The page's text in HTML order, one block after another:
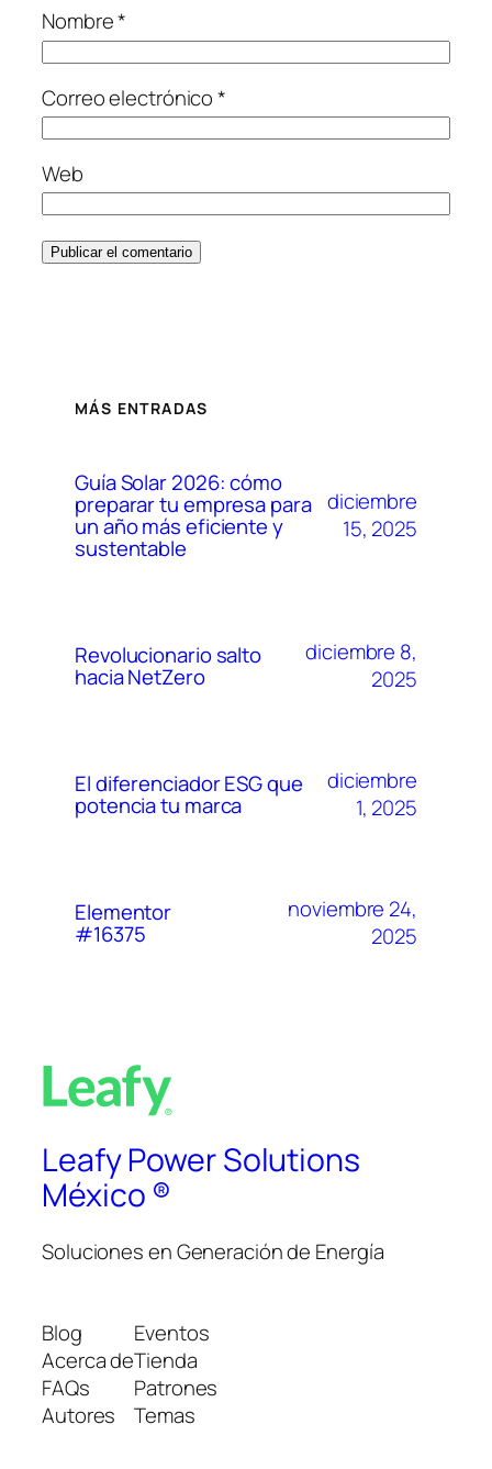
Nombre*
Correo electrónico*
Web
MÁS ENTRADAS
Guía Solar 2026: cómo
preparar tu empresa para
un año más eficiente y
sustentable
diciembre
15, 2025
Revolucionario salto
hacia NetZero
diciembre 8,
2025
El diferenciador ESG que
potencia tu marca
diciembre
1, 2025
Elementor
#16375
noviembre 24,
2025
Leafy Power Solutions
México ®
Soluciones en Generación de Energía
Blog
Acerca de
FAQs
Autores
Eventos
Tienda
Patrones
Temas